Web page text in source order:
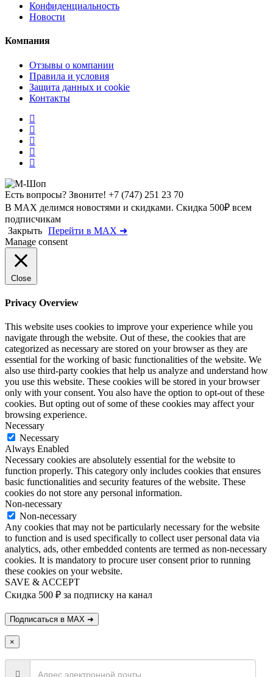
Конфиденциальность
Новости
Компания
Отзывы о компании
Правила и условия
Защита данных и cookie
Контакты
Есть вопросы? Звоните! +7 (747) 251 23 70
В MAX делимся новостями и скидками. Скидка 500₽ всем
подписчикам
Закрыть Перейти в MAX ➜
Manage consent
Close
Privacy Overview
This website uses cookies to improve your experience while you
navigate through the website. Out of these, the cookies that are
categorized as necessary are stored on your browser as they are
essential for the working of basic functionalities of the website. We
also use third-party cookies that help us analyze and understand how
you use this website. These cookies will be stored in your browser
only with your consent. You also have the option to opt-out of these
cookies. But opting out of some of these cookies may affect your
browsing experience.
Necessary
Necessary
Always Enabled
Necessary cookies are absolutely essential for the website to
function properly. This category only includes cookies that ensures
basic functionalities and security features of the website. These
cookies do not store any personal information.
Non-necessary
Non-necessary
Any cookies that may not be particularly necessary for the website
to function and is used specifically to collect user personal data via
analytics, ads, other embedded contents are termed as non-necessary
cookies. It is mandatory to procure user consent prior to running
these cookies on your website.
SAVE & ACCEPT
Скидка 500 ₽ за подписку на канал
×